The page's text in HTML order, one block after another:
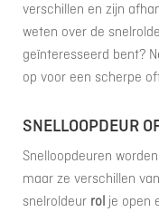
verschillen en zijn
weten over de
geïnteresseerd bent?
op voor een scherpe
SNELLOOPDEUR
Snelloopdeuren
maar ze verschillen
snelroldeur rol je open